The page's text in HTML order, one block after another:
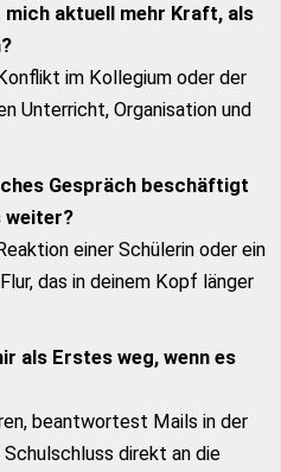
aktuell mehr Kraft, als
im Kollegium oder der
Unterricht, Organisation und
Gespräch beschäftigt
weiter?
einer Schülerin oder ein
das in deinem Kopf länger
als Erstes weg, wenn es
beantwortest Mails in der
direkt an die